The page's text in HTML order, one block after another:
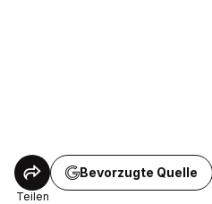
Teilen
Bevorzugte Quelle